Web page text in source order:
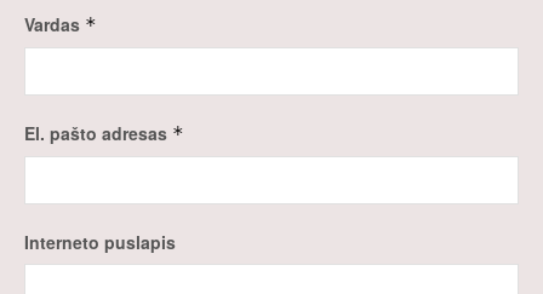
Vardas *
El. pašto adresas *
Interneto puslapis